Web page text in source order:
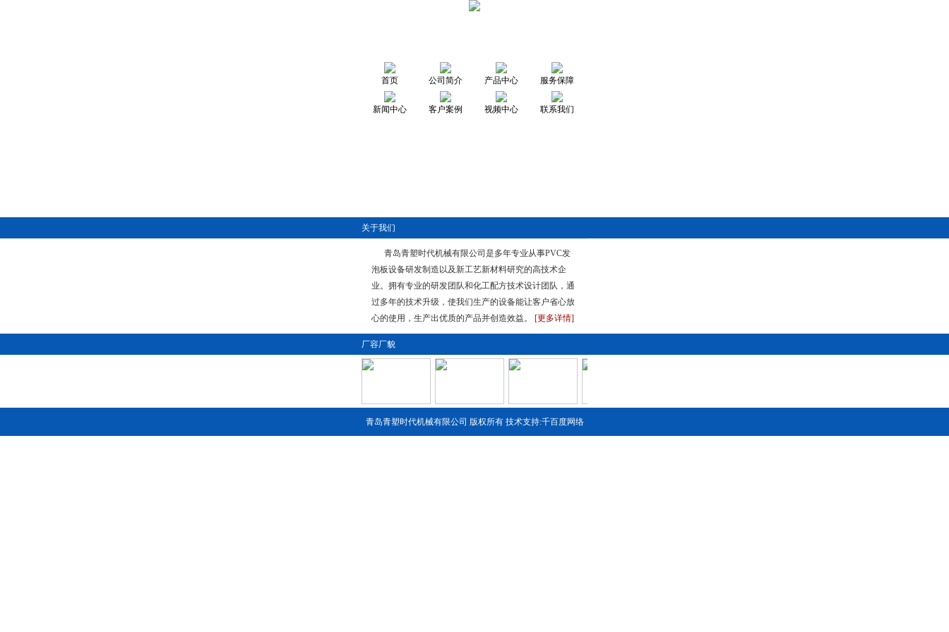
首页 公司简介 产品中心 服务保障
新闻中心 客户案例 视频中心 联系我们
关于我们
青岛青塑时代机械有限公司是多年专业从事PVC发
泡板设备研发制造以及新工艺新材料研究的高技术企
业。拥有专业的研发团队和化工配方技术设计团队，通
过多年的技术升级，使我们生产的设备能让客户省心放
心的使用，生产出优质的产品并创造效益。
[更多详情]
厂容厂貌
青岛青塑时代机械有限公司 版权所有 技术支持:千百度网络